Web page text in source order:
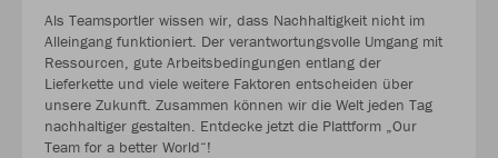
Als Teamsportler wissen wir, dass Nachhaltigkeit nicht im
Alleingang funktioniert. Der verantwortungsvolle Umgang mit
Ressourcen, gute Arbeitsbedingungen entlang der
Lieferkette und viele weitere Faktoren entscheiden über
unsere Zukunft. Zusammen können wir die Welt jeden Tag
nachhaltiger gestalten. Entdecke jetzt die Plattform „Our
Team for a better World“!